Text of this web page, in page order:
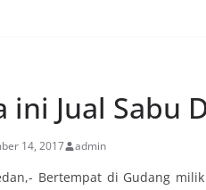
ini Jual Sabu
14, 2017 admin
Bertempat di Gudang